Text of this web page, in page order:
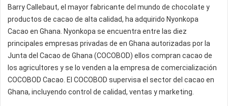
Barry Callebaut, el mayor fabricante del mundo de chocolate y
productos de cacao de alta calidad, ha adquirido Nyonkopa
Cacao en Ghana. Nyonkopa se encuentra entre las diez
principales empresas privadas de en Ghana autorizadas por la
Junta del Cacao de Ghana (COCOBOD) ellos compran cacao de
los agricultores y se lo venden a la empresa de comercialización
COCOBOD Cacao. El COCOBOD supervisa el sector del cacao en
Ghana, incluyendo control de calidad, ventas y marketing.